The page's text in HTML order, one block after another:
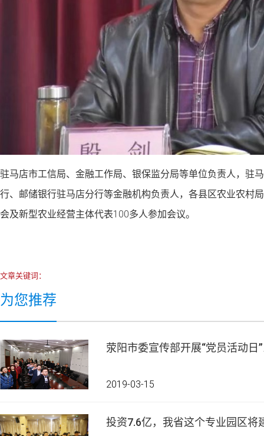
驻马店市工信局、金融工作局、银保监分局等单位负责人，驻
行、邮储银行驻马店分行等金融机构负责人，各县区农业农村
会及新型农业经营主体代表100多人参加会议。
文章关键词：
为您推荐
荥阳市委宣传部开展“党员活动日
2019-03-15
投资7.6亿，我省这个专业园区将